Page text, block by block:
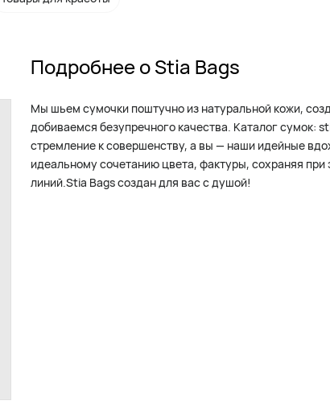
Подробнее о Stia Bags
Мы шьем сумочки поштучно из натуральной кожи,
добиваемся безупречного качества. Каталог сумок:
стремление к совершенству, а вы — наши идейные
идеальному сочетанию цвета, фактуры, сохраняя при
линий.Stia Bags создан для вас с душой!